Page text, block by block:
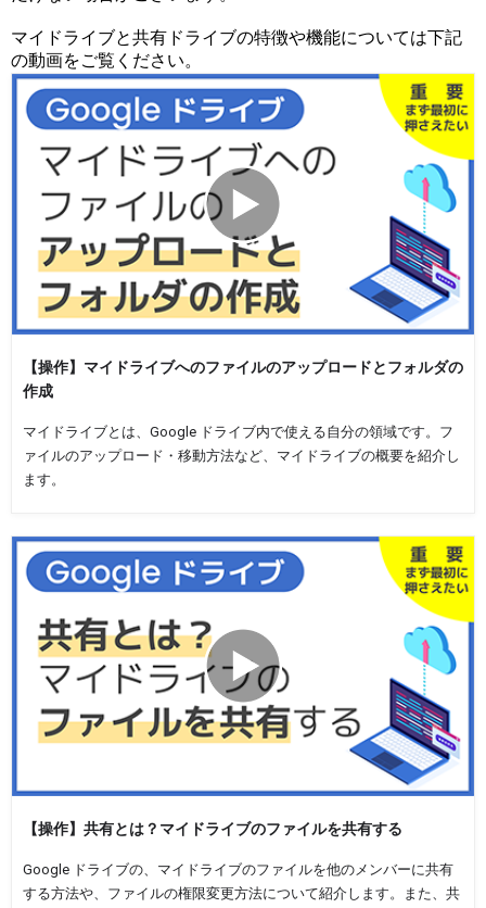
マイドライブと共有ドライブの特徴や機能については下記
の動画をご覧ください。
【操作】マイドライブへのファイルのアップロードとフォルダの
作成
マイドライブとは、Google ドライブ内で使える自分の領域です。フ
ァイルのアップロード・移動方法など、マイドライブの概要を紹介し
ます。
【操作】共有とは？マイドライブのファイルを共有する
Google ドライブの、マイドライブのファイルを他のメンバーに共有
する方法や、ファイルの権限変更方法について紹介します。また、共